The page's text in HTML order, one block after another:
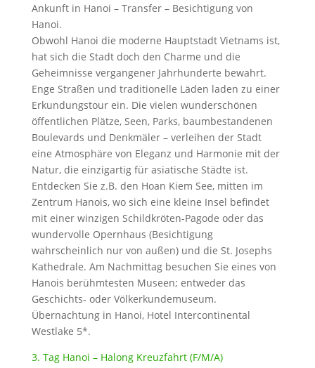
Ankunft in Hanoi – Transfer – Besichtigung von
Hanoi.
Obwohl Hanoi die moderne Hauptstadt Vietnams ist,
hat sich die Stadt doch den Charme und die
Geheimnisse vergangener Jahrhunderte bewahrt.
Enge Straßen und traditionelle Läden laden zu einer
Erkundungstour ein. Die vielen wunderschönen
öffentlichen Plätze, Seen, Parks, baumbestandenen
Boulevards und Denkmäler – verleihen der Stadt
eine Atmosphäre von Eleganz und Harmonie mit der
Natur, die einzigartig für asiatische Städte ist.
Entdecken Sie z.B. den Hoan Kiem See, mitten im
Zentrum Hanois, wo sich eine kleine Insel befindet
mit einer winzigen Schildkröten-Pagode oder das
wundervolle Opernhaus (Besichtigung
wahrscheinlich nur von außen) und die St. Josephs
Kathedrale. Am Nachmittag besuchen Sie eines von
Hanois berühmtesten Museen; entweder das
Geschichts- oder Völkerkundemuseum.
Übernachtung in Hanoi, Hotel Intercontinental
Westlake 5*.
3. Tag Hanoi – Halong Kreuzfahrt (F/M/A)